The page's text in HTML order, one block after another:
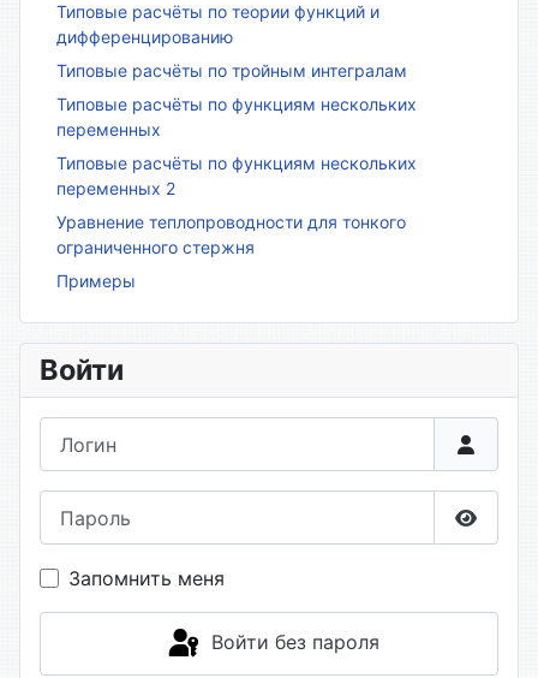
Типовые расчёты по теории функций и
дифференцированию
Типовые расчёты по тройным интегралам
Типовые расчёты по функциям нескольких
переменных
Типовые расчёты по функциям нескольких
переменных 2
Уравнение теплопроводности для тонкого
ограниченного стержня
Примеры
Войти
Запомнить меня
Войти без пароля